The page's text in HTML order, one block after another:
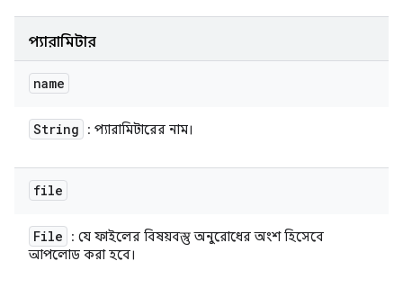
প্যারামিটার
name
String : প্যারামিটারের নাম।
file
File
: যে ফাইলের বিষয়বস্তু অনুরোধের অংশ হিসেবে
আপলোড করা হবে।